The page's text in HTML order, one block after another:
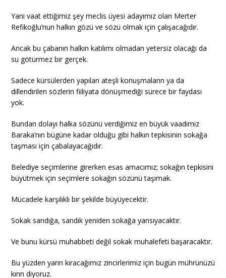
Yani vaat ettiğimiz şey meclis üyesi adayımız olan Merter
Refikoğlu’nun halkın gözü ve sözü olmak için çalışacağıdır.
Ancak bu çabanın halkın katılımı olmadan yetersiz olacağı da
su götürmez bir gerçek.
Sadece kürsülerden yapılan ateşli konuşmaların ya da
dillendirilen sözlerin fiiliyata dönüşmediği sürece bir faydası
yok.
Bundan dolayı halka sözünü verdiğimiz en büyük vaadimiz
Baraka’nın bügüne kadar olduğu gibi halkın tepkisinin sokağa
taşması için çabalayacağıdır.
Belediye seçimlerine girerken esas amacımız; sokağın tepkisini
büyütmek için seçimlere sokağın sözünü taşımak.
Mücadele karşılıklı bir şekilde büyüyecektir.
Sokak sandığa, sandık yeniden sokağa yansıyacaktır.
Ve bunu kürsü muhabbeti değil sokak muhalefeti başaracaktır.
Bu yüzden yarın kıracağımız zincirlerimiz için bugün mührünüzü
kırın diyoruz.